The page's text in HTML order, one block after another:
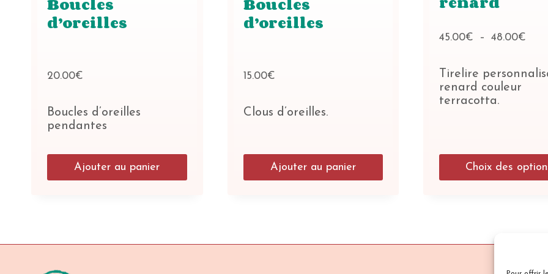
d’oreilles
20.00€
Boucles d’oreilles
pendantes
Ajouter au panier
d’oreilles
15.00€
Clous d’oreilles.
Ajouter au panier
45.00€ – 48.00€
Tirelire
renard couleur
terracotta.
Choix des
variations.